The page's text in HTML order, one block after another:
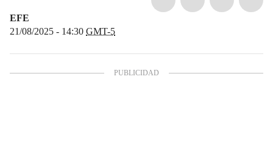
EFE
21/08/2025 - 14:30 GMT-5